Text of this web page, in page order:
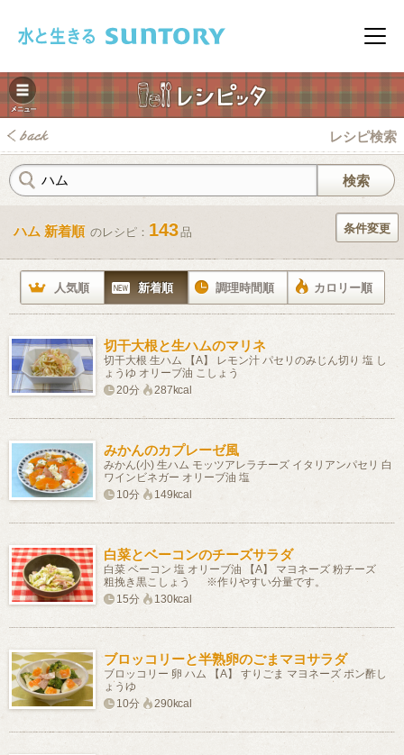
メニ
レシピ検索
ハム 新着順 のレシピ： 143品 条件変更
人気順 新着順 調理時間順 カロリー順
切干大根と生ハムのマリネ
切干大根 生ハム 【A】 レモン汁 パセリのみじん切り 塩 し
ょうゆ オリーブ油 こしょう
20分
287kcal
みかんのカプレーゼ風
みかん(小) 生ハム モッツアレラチーズ イタリアンパセリ 白
ワインビネガー オリーブ油 塩
10分
149kcal
白菜とベーコンのチーズサラダ
白菜 ベーコン 塩 オリーブ油 【A】 マヨネーズ 粉チーズ
粗挽き黒こしょう ※作りやすい分量です。
15分
130kcal
ブロッコリーと半熟卵のごまマヨサラダ
ブロッコリー 卵 ハム 【A】 すりごま マヨネーズ ポン酢し
ょうゆ
10分
290kcal